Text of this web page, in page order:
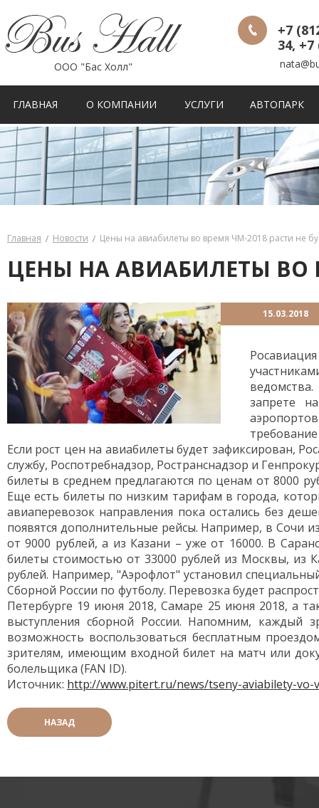
ООО "Бас Холл"
+7
34, +7
ГЛАВНАЯ О КОМПАНИИ УСЛУГИ АВТОПАРК
Главная Новости Цены на авиабилеты во время ЧМ-2018 расти не
ЦЕНЫ НА АВИАБИЛЕТЫ ВО
15.03.2018
запрете
Если рост цен на авиабилеты будет зафиксирован,
службу, Роспотребнадзор, Ространснадзор и
билеты в среднем предлагаются по ценам от 8000
Еще есть билеты по низким тарифам в города,
авиаперевозок направления пока остались без
появятся дополнительные рейсы. Например, в Сочи
от 9000 рублей, а из Казани – уже от 16000. В
билеты стоимостью от 33000 рублей из Москвы, из
рублей. Например, "Аэрофлот" установил
Сборной России по футболу. Перевозка будет
Петербурге 19 июня 2018, Самаре 25 июня 2018, а
выступления сборной России. Напомним, каждый
возможность воспользоваться бесплатным
зрителям, имеющим входной билет на матч или
болельщика (FAN ID).
Источник: http://www.pitert.ru/news/tseny-aviabilety-vo-
НАЗАД